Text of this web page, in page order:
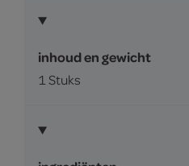
inhoud en gewicht
1 Stuks